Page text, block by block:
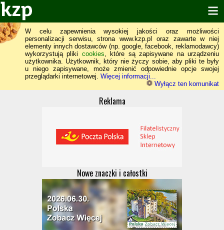
W celu zapewnienia wysokiej jakości oraz możliwości
personalizacji serwisu, strona www.kzp.pl oraz zawarte w niej
elementy innych dostawców (np. google, facebook, reklamodawcy)
wykorzystują pliki cookies, które są zapisywane na urządzeniu
użytkownika. Użytkownik, który nie życzy sobie, aby pliki te były
u niego zapisywane, może zmienić odpowiednie opcje swojej
przeglądarki internetowej. Więcej informacji...
Wyłącz ten komunikat
Reklama
Nowe znaczki i całostki